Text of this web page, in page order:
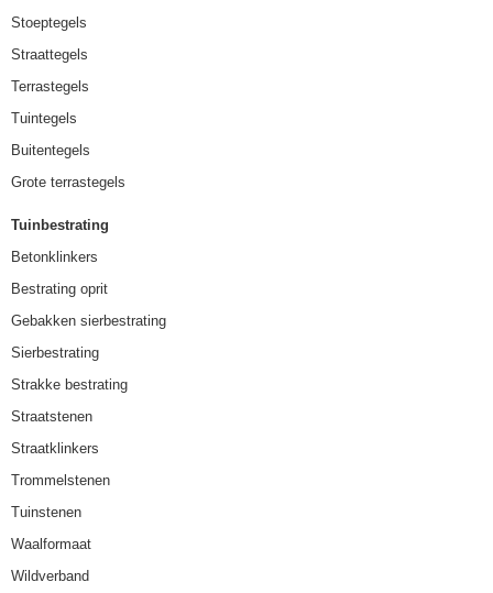
Stoeptegels
Straattegels
Terrastegels
Tuintegels
Buitentegels
Grote terrastegels
Tuinbestrating
Betonklinkers
Bestrating oprit
Gebakken sierbestrating
Sierbestrating
Strakke bestrating
Straatstenen
Straatklinkers
Trommelstenen
Tuinstenen
Waalformaat
Wildverband